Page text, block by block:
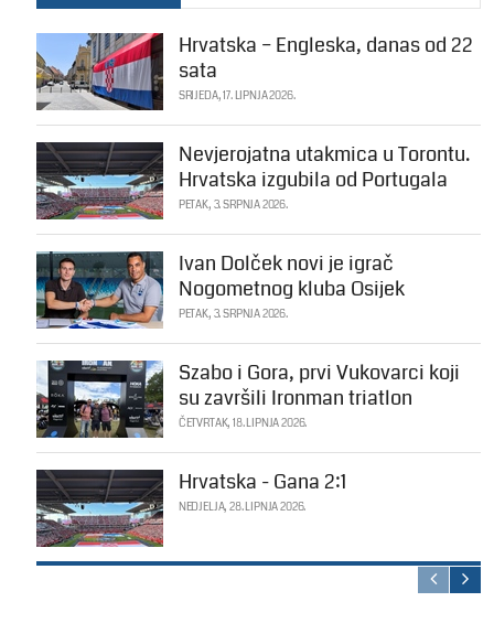
Hrvatska – Engleska, danas od 22
sata
SRIJEDA, 17. LIPNJA 2026.
Nevjerojatna utakmica u Torontu.
Hrvatska izgubila od Portugala
PETAK, 3. SRPNJA 2026.
Ivan Dolček novi je igrač
Nogometnog kluba Osijek
PETAK, 3. SRPNJA 2026.
Szabo i Gora, prvi Vukovarci koji
su završili Ironman triatlon
ČETVRTAK, 18. LIPNJA 2026.
Hrvatska - Gana 2:1
NEDJELJA, 28. LIPNJA 2026.